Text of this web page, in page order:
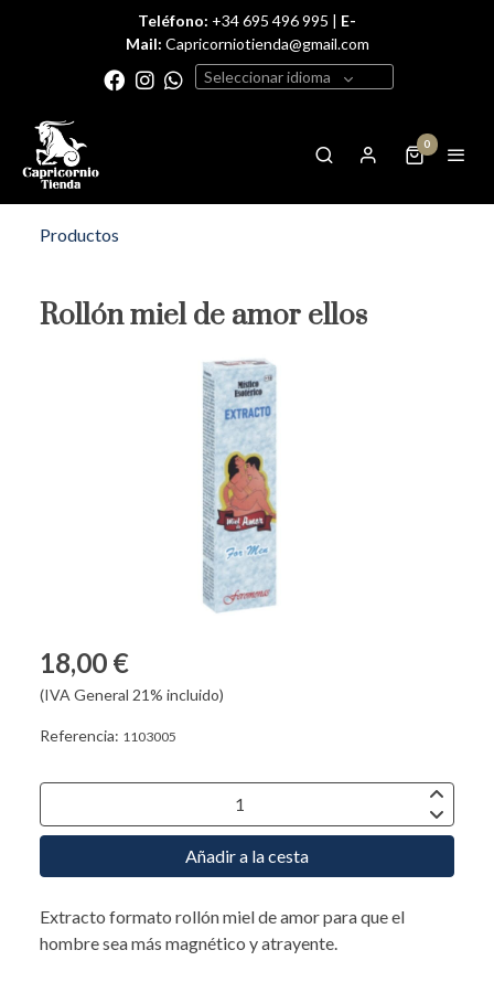
Teléfono: +34 695 496 995 | E-
Mail: Capricorniotienda@gmail.com
Seleccionar idioma
0
Productos
Rollón miel de amor ellos
18,00 €
(IVA General 21% incluido)
Referencia: 1103005
Añadir a la cesta
Extracto formato rollón miel de amor para que el
hombre sea más magnético y atrayente.